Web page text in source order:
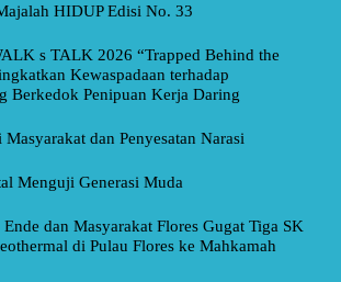
HIDUP Edisi No. 33
s TALK 2026 “Trapped Behind the
Kewaspadaan terhadap
Berkedok Penipuan Kerja Daring
Masyarakat dan Penyesatan Narasi
Menguji Generasi Muda
dan Masyarakat Flores Gugat Tiga SK
di Pulau Flores ke Mahkamah